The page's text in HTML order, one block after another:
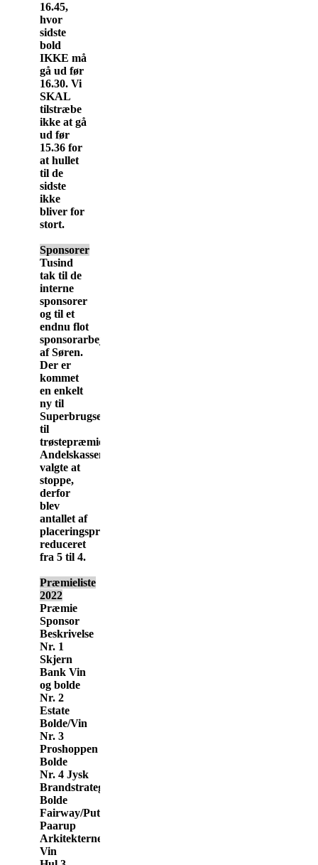
16.45,
hvor
sidste
bold
IKKE må
gå ud før
16.30. Vi
SKAL
tilstræbe
ikke at gå
ud før
15.36 for
at hullet
til de
sidste
ikke
bliver for
stort.
Sponsorer
Tusind
tak til de
interne
sponsorer
og til et
endnu flot
sponsorarbejde
af Søren.
Der er
kommet
en enkelt
ny til
Superbrugsen
til
trøstepræmien.
Andelskassen
valgte at
stoppe,
derfor
blev
antallet af
placeringspræmier
reduceret
fra 5 til 4.
Præmieliste
2022
Præmie
Sponsor
Beskrivelse
Nr. 1
Skjern
Bank Vin
og bolde
Nr. 2
Estate
Bolde/Vin
Nr. 3
Proshoppen
Bolde
Nr. 4 Jysk
Brandstrategi
Bolde
Fairway/Put
Paarup
Arkitekterne
Vin